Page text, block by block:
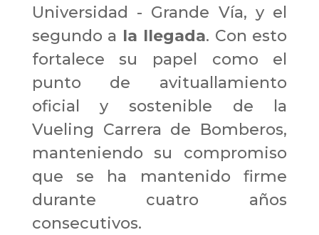
Universidad - Grande Vía, y el
segundo a la llegada. Con esto
fortalece su papel como el
punto de avituallamiento
oficial y sostenible de la
Vueling Carrera de Bomberos,
manteniendo su compromiso
que se ha mantenido firme
durante cuatro años
consecutivos.